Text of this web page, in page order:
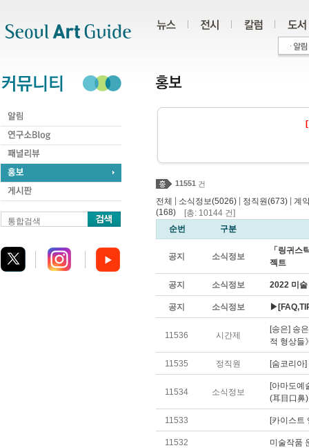
통합검색
11551 건
전체 소식정보(5026) 정직원(673)
계
(168) [총: 10144 건]
순번
구분
공지 소식정보
「링귀
젝트
공지 소식정보 2022 미
공지 소식정보
11536 시간제
[송은] 송
적 형상들
11535 정직원 [숨코리아
11534 소식정보
[아마도예
(耳目口鼻
11533 [카이스트
11532 미술작품